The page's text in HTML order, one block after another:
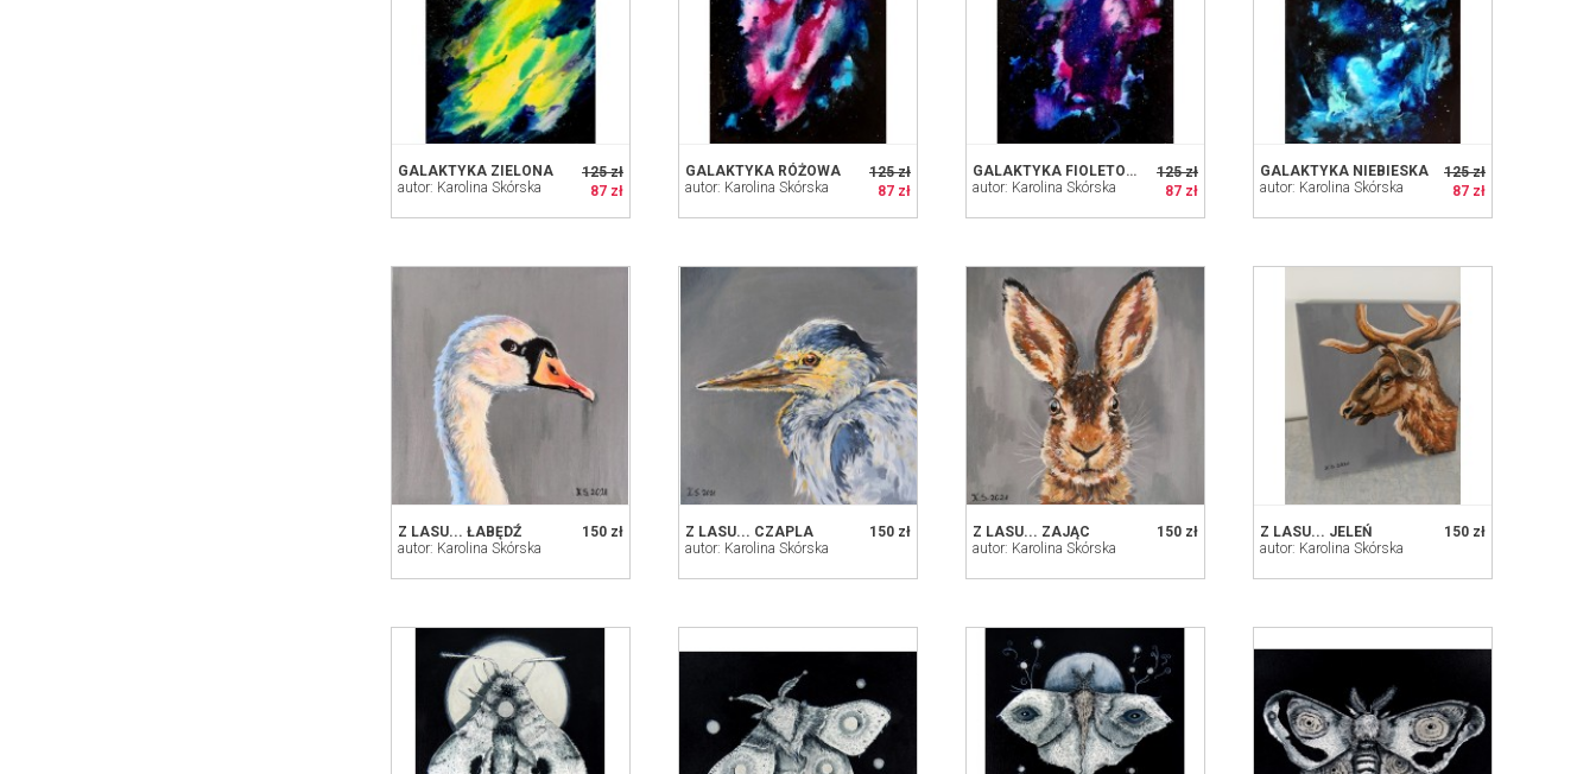
125 zł
87 zł
GALAKTYKA ZIELONA
autor: Karolina Skórska
125 zł
87 zł
GALAKTYKA RÓŻOWA
autor: Karolina Skórska
125 zł
87 zł
GALAKTYKA FIOLETOWA
autor: Karolina Skórska
125 zł
87 zł
GALAKTYKA NIEBIESKA
autor: Karolina Skórska
150 zł
Z LASU... ŁABĘDŹ
autor: Karolina Skórska
150 zł
Z LASU... CZAPLA
autor: Karolina Skórska
150 zł
Z LASU... ZAJĄC
autor: Karolina Skórska
150 zł
Z LASU... JELEŃ
autor: Karolina Skórska